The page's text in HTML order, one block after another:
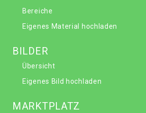
Bereiche
Eigenes Material hochladen
BILDER
Übersicht
Eigenes Bild hochladen
MARKTPLATZ